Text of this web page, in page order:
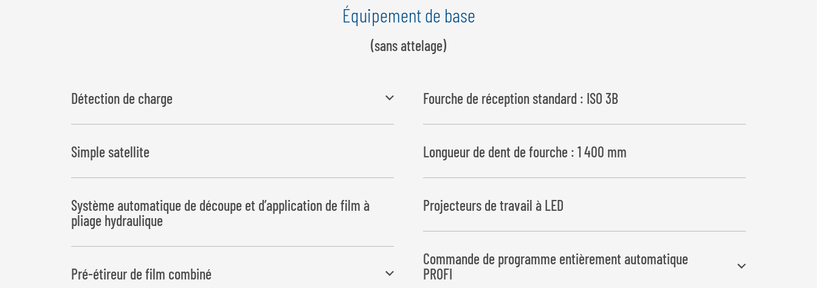
Équipement de base
(sans attelage)
Détection de charge
Peut également être utilisé avec des tracteurs sans pompe Load-Sensing
Simple satellite
Système automatique de découpe et d’application de film à
pliage hydraulique
Pré-étireur de film combiné
Fourche de réception standard : ISO 3B
Longueur de dent de fourche : 1 400 mm
Projecteurs de travail à LED
Commande de programme entièrement automatique
PROFI